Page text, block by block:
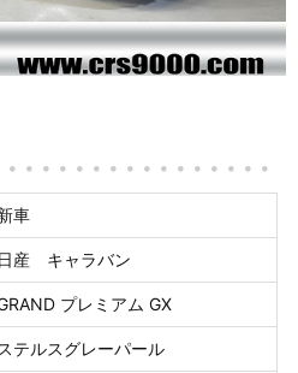
車
日産 キャラバン
プレミアム GX
ステルスグレーパール